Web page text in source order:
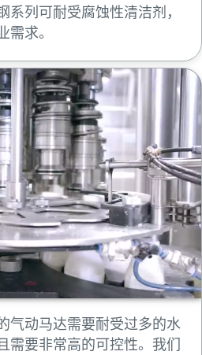
系列可耐受腐蚀性清洁剂，
求。
气动马达需要耐受过多的水
需要非常高的可控性。我们